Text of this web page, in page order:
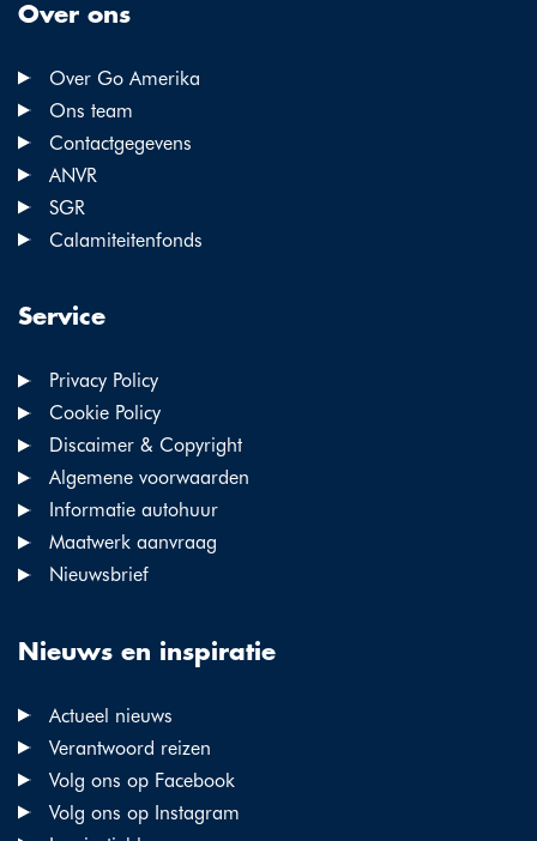
Over ons
Over Go Amerika
Ons team
Contactgegevens
ANVR
SGR
Calamiteitenfonds
Service
Privacy Policy
Cookie Policy
Discaimer & Copyright
Algemene voorwaarden
Informatie autohuur
Maatwerk aanvraag
Nieuwsbrief
Nieuws en inspiratie
Actueel nieuws
Verantwoord reizen
Volg ons op Facebook
Volg ons op Instagram